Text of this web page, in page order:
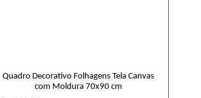
Quadro Decorativo Folhagens Tela Canvas
com Moldura 70x90 cm